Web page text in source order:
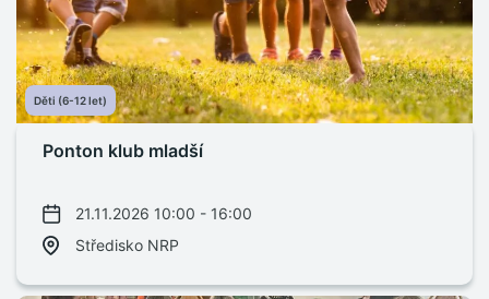
Děti (6-12 let)
Ponton klub mladší
21.11.2026 10:00 - 16:00
Středisko NRP